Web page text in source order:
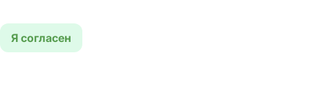
Я согласен